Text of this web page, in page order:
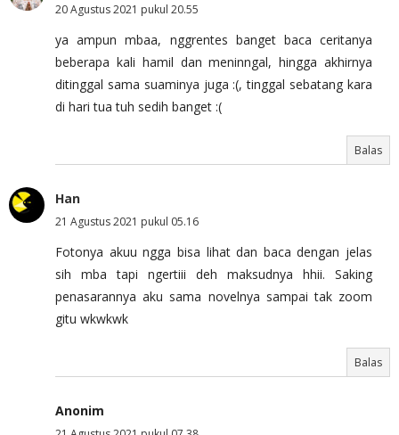
20 Agustus 2021 pukul 20.55
ya ampun mbaa, nggrentes banget baca ceritanya
beberapa kali hamil dan meninngal, hingga akhirnya
ditinggal sama suaminya juga :(, tinggal sebatang kara
di hari tua tuh sedih banget :(
Balas
Han
21 Agustus 2021 pukul 05.16
Fotonya akuu ngga bisa lihat dan baca dengan jelas
sih mba tapi ngertiii deh maksudnya hhii. Saking
penasarannya aku sama novelnya sampai tak zoom
gitu wkwkwk
Balas
Anonim